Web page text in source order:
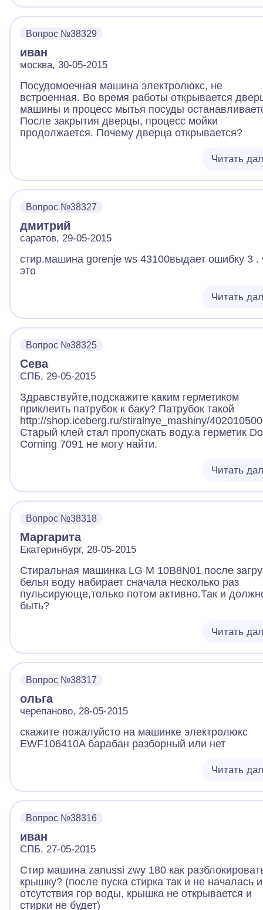
стирает,отжимает и не полощет, но воду сливает
наливает.Можно ли самим как-то это починить?
кажется, что дело в программаторе.Барабан
поворачивается только тогда, когда идет слив, в
последний момент. В других случаях, после
воды машинка издает какие-то тихие звуки, хотя
Вопрос №38329
иван
москва, 30-05-2015
Посудомоечная машина электролюкс, не
встроенная. Во время работы открывается
машины и процесс мытья посуды
После закрытия дверцы, процесс мойки
продолжается. Почему дверца открывается?
Читать
Вопрос №38327
дмитрий
саратов, 29-05-2015
стир.машина gorenje ws 43100выдает ошибку 3 .
это
Читать
Вопрос №38325
Сева
СПБ, 29-05-2015
Здравствуйте,подскажите каким герметиком
приклеить патрубок к баку? Патрубок такой
http://shop.iceberg.ru/stiralnye_mashiny/
Старый клей стал пропускать воду.а герметик
Corning 7091 не могу найти.
Читать
Вопрос №38318
Маргарита
Екатеринбург, 28-05-2015
Стиральная машинка LG М 10В8N01 после
белья воду набирает сначала несколько раз
пульсирующе,только потом активно.Так и
быть?
Читать
Вопрос №38317
ольга
черепаново, 28-05-2015
скажите пожалуйсто на машинке электролюкс
EWF106410A барабан разборный или нет
Читать
Вопрос №38316
иван
СПБ, 27-05-2015
Стир машина zanussi zwy 180 как
крышку? (после пуска стирка так и не началась
отсутствия гор воды, крышка не открывается и
стирки не будет)